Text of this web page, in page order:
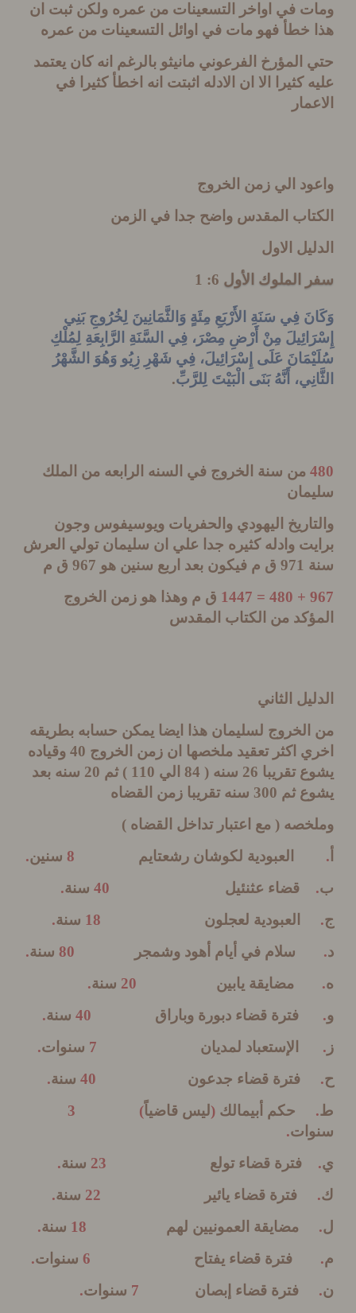
في اواخر التسعينات من عمره ولكن ثبت ان
خطأ فهو مات في اوائل التسعينات من عمره
المؤرخ الفرعوني مانيثو بالرغم انه كان يعتمد
كثيرا الا ان الادله اثبتت انه اخطأ كثيرا في
الي زمن الخروج
المقدس واضح جدا في الزمن
الاول
الملوك الأول6: 1
فِي سَنَةِ الأَرْبَعِ مِئَةٍ وَالثَّمَانِينَ لِخُرُوجِ بَنِي
مِنْ أَرْضِ مِصْرَ، فِي السَّنَةِ الرَّابِعَةِ لِمُلْكِ
عَلَى إِسْرَائِيلَ، فِي شَهْرِ زِيُو وَهُوَ الشَّهْرُ
أَنَّهُ بَنَى الْبَيْتَ لِلرَّبِّ.
من سنة الخروج في السنه الرابعه من الملك
اليهودي والحفريات ويوسيفوس وجون
وادله كثيره جدا علي ان سليمان تولي العرش
971 ق م فيكون بعد اربع سنين هو967 ق م
ق م وهذا هو زمن الخروج
من الكتاب المقدس
الثاني
لسليمان هذا ايضا يمكن حسابه بطريقه
اكثر تعقيد ملخصها ان زمن الخروج 40 وقياده
تقريبا26 سنه( 84 الي110 ) ثم20
سنه بعد
ثم300 سنه تقريبا زمن القضاه
(مع اعتبار تداخل القضاه )
العبودية لكوشان رشعتايم سنين.
قضاء عثنئيل سنة.
العبودية لعجلون سنة.
سلام في أيام أهود وشمجر سنة.
مضايقة يابين سنة.
فترة قضاء دبورة وباراق سنة.
الإستعباد لمديان سنوات .
فترة قضاء جدعون سنة.
حكم أبيمالك(ليس قاضياً) 3
.
فترة قضاء تولع سنة.
فترة قضاء يائير سنة.
مضايقة العمونيين لهم سنة.
فترة قضاء يفتاح سنوات .
فترة قضاء إبصان سنوات .